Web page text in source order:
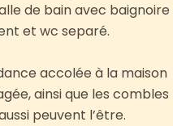
de bain avec baignoire
et wc separé.
accolée à la maison
ainsi que les combles
peuvent l’être.